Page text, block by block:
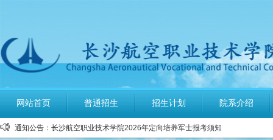
网站首页 普通招生 招生计划 院系介绍
通知公告：
公布2026年高考招生录取使用电话号码
长沙航空职业技术学院空中乘务、机场运行服务与管理报考须知
多少分可报考长沙航空职业技术学院
长沙航空职业技术学院2026年定向培养军士报考须知